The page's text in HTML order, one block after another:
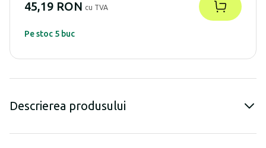
45,19 RON cu TVA
Pe stoc 5 buc
Descrierea produsului